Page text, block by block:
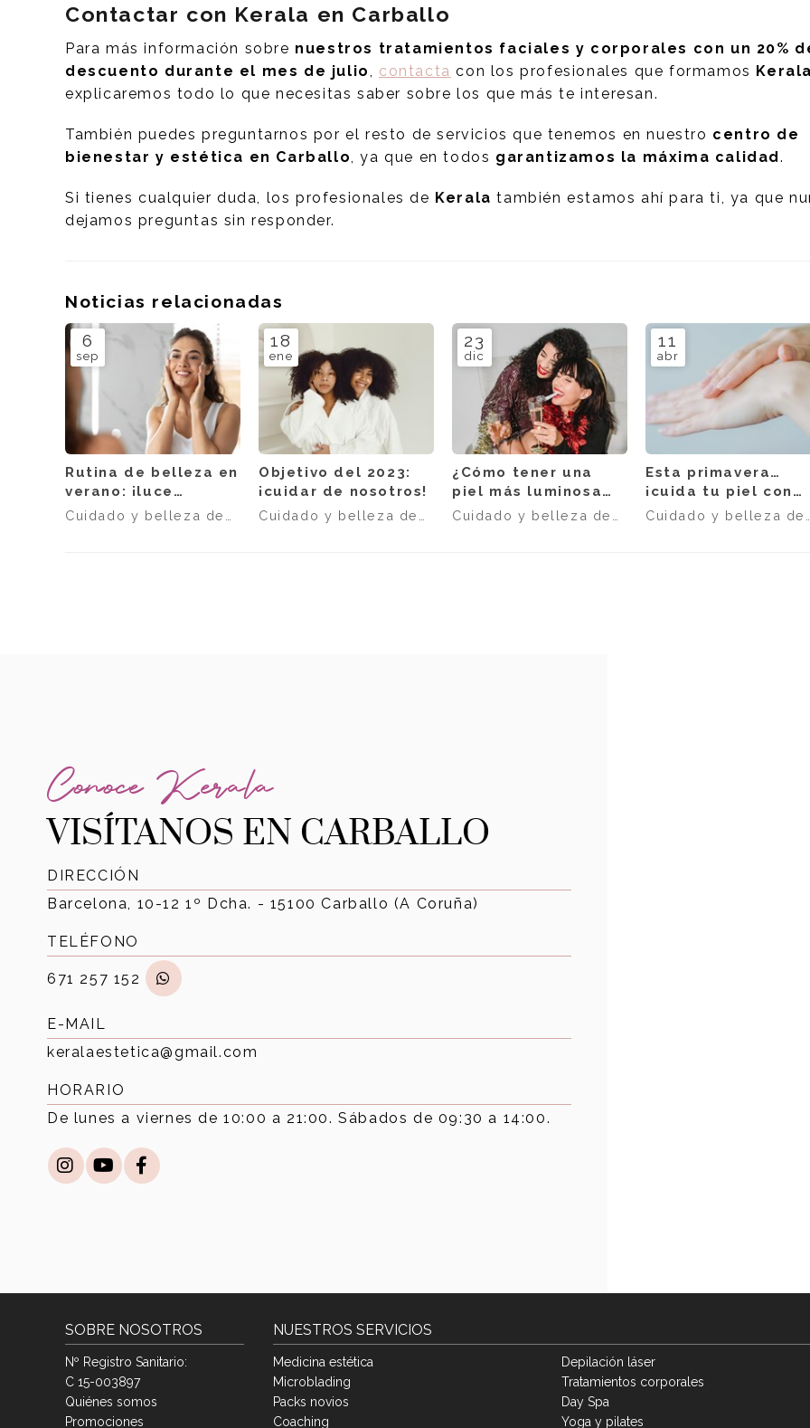
Contactar con Kerala en Carballo
Para más información sobre nuestros tratamientos faciales y corporales con un 20%
descuento durante el mes de julio, contacta con los profesionales que formamos Kerala
explicaremos todo lo que necesitas saber sobre los que más te interesan.
También puedes preguntarnos por el resto de servicios que tenemos en nuestro centro de
bienestar y estética en Carballo, ya que en todos garantizamos la máxima calidad.
Si tienes cualquier duda, los profesionales de Kerala también estamos ahí para ti, ya que
dejamos preguntas sin responder.
Noticias relacionadas
6
sep
Rutina de belleza en
verano: ¡luce
siempre perfecta!
Cuidado y belleza de
18
ene
Objetivo del 2023:
¡cuidar de nosotros!
Cuidado y belleza de
23
dic
¿Cómo tener una
piel más luminosa
esta Navidad?
Cuidado y belleza de
11
abr
Esta primavera…
¡cuida tu piel con
nuestros
Cuidado y belleza de
Conoce Kerala
VISÍTANOS EN CARBALLO
DIRECCIÓN
Barcelona, 10-12 1º Dcha. - 15100 Carballo (A Coruña)
TELÉFONO
671 257 152
E-MAIL
keralaestetica@gmail.com
HORARIO
De lunes a viernes de 10:00 a 21:00. Sábados de 09:30 a 14:00.
SOBRE NOSOTROS
Nº Registro Sanitario:
C 15-003897
Quiénes somos
Promociones
NUESTROS SERVICIOS
Medicina estética Depilación láser
Microblading
Tratamientos corporales
Packs novios
Day Spa
Coaching
Yoga y pilates